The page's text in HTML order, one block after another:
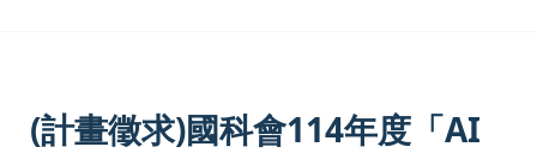
(計畫徵求)國科會114年度「AI